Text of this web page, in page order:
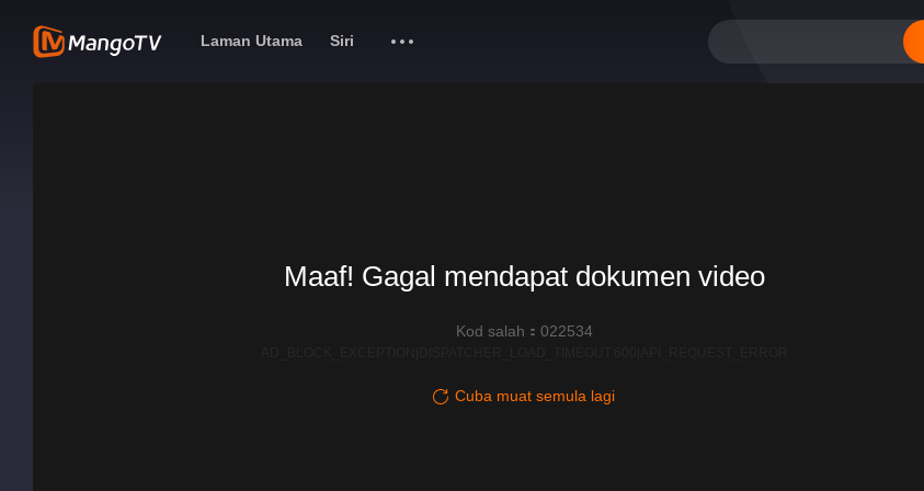
Laman Utama Siri
Maaf! Gagal mendapat dokumen video
Kod salah：022534
Cuba muat semula lagi